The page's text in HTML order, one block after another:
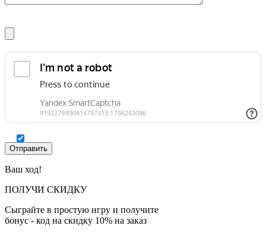
Ваш ход!
ПОЛУЧИ СКИДКУ
Сыграйте в простую игру и получите
бонус - код на скидку 10% на заказ